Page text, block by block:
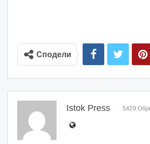
Сподели
Istok Press 5429